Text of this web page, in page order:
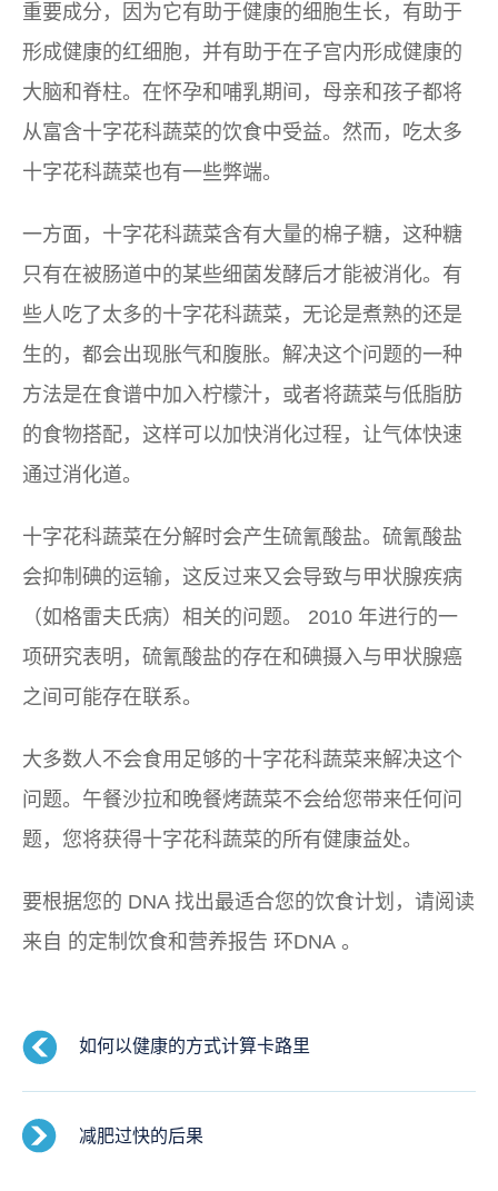
重要成分，因为它有助于健康的细胞生长，有助于
形成健康的红细胞，并有助于在子宫内形成健康的
大脑和脊柱。在怀孕和哺乳期间，母亲和孩子都将
从富含十字花科蔬菜的饮食中受益。然而，吃太多
十字花科蔬菜也有一些弊端。
一方面，十字花科蔬菜含有大量的棉子糖，这种糖
只有在被肠道中的某些细菌发酵后才能被消化。有
些人吃了太多的十字花科蔬菜，无论是煮熟的还是
生的，都会出现胀气和腹胀。解决这个问题的一种
方法是在食谱中加入柠檬汁，或者将蔬菜与低脂肪
的食物搭配，这样可以加快消化过程，让气体快速
通过消化道。
十字花科蔬菜在分解时会产生硫氰酸盐。硫氰酸盐
会抑制碘的运输，这反过来又会导致与甲状腺疾病
（如格雷夫氏病）相关的问题。 2010 年进行的一
项研究表明，硫氰酸盐的存在和碘摄入与甲状腺癌
之间可能存在联系。
大多数人不会食用足够的十字花科蔬菜来解决这个
问题。午餐沙拉和晚餐烤蔬菜不会给您带来任何问
题，您将获得十字花科蔬菜的所有健康益处。
要根据您的 DNA 找出最适合您的饮食计划，请阅读
来自 的定制饮食和营养报告 环DNA 。
如何以健康的方式计算卡路里
减肥过快的后果